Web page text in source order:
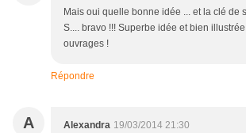
Mais oui quelle bonne idée ... et la clé de
S.... bravo !!! Superbe idée et bien
ouvrages !
Répondre
A Alexandra 19/03/2014 21:30